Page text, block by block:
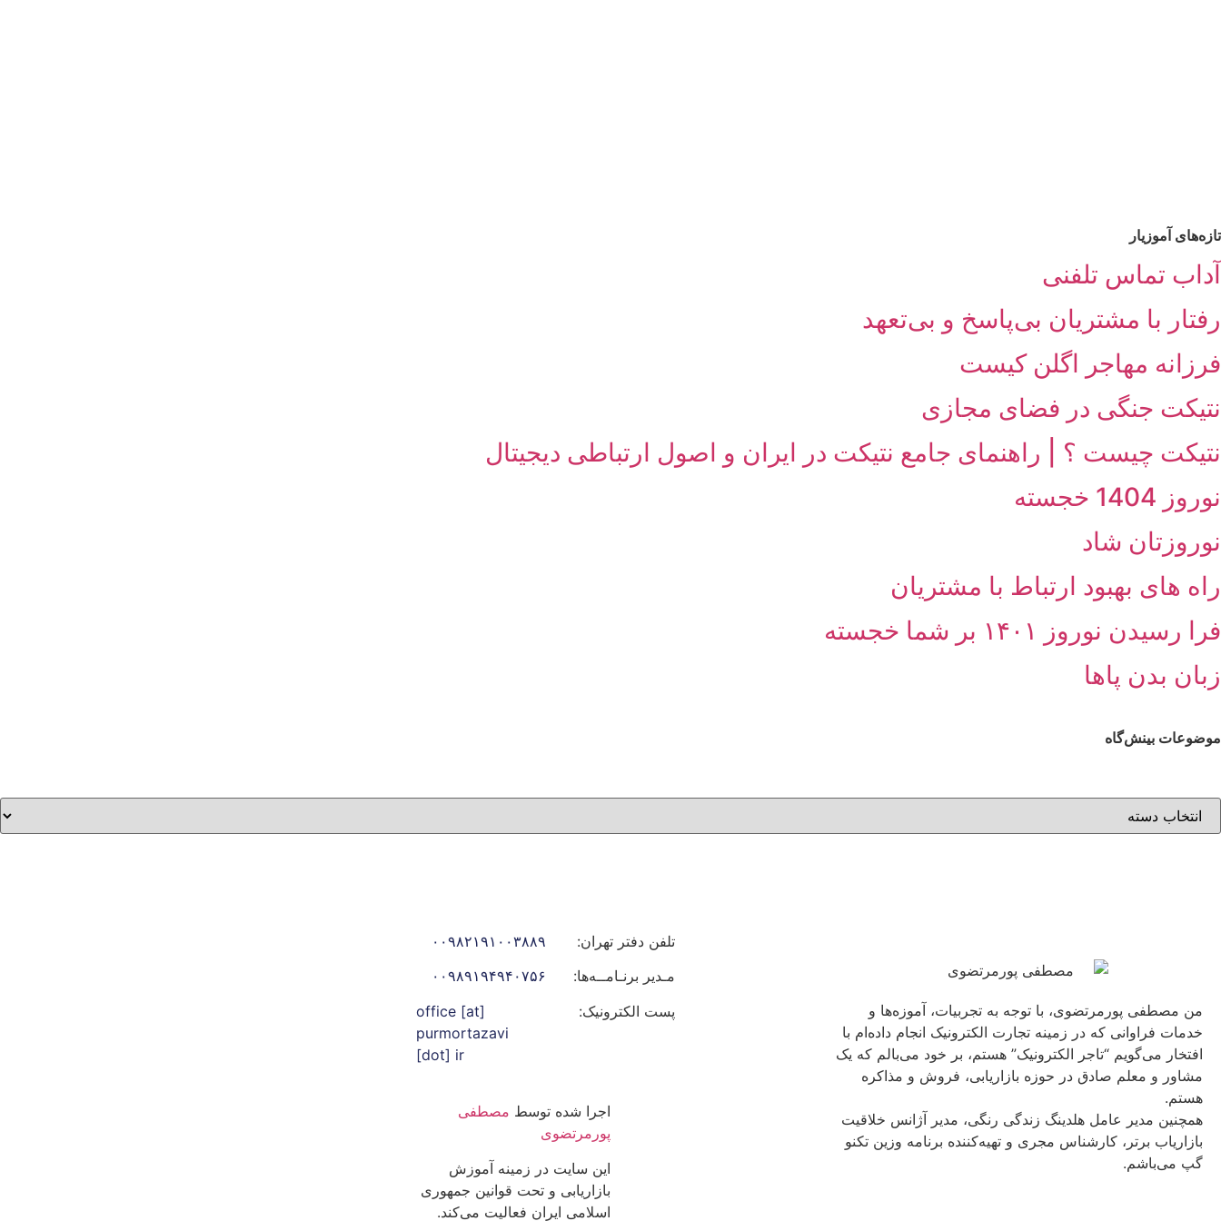
تازه‌های آموزیار
آداب تماس تلفنی
رفتار با مشتریان بی‌پاسخ و بی‌تعهد
فرزانه مهاجر اگلن کیست
نتیکت جنگی در فضای مجازی
نتیکت چیست ؟ | راهنمای جامع نتیکت در ایران و اصول ارتباطی دیجیتال
نوروز 1404 خجسته
نوروزتان شاد
راه های بهبود ارتباط با مشتریان
فرا رسیدن نوروز ۱۴۰۱ بر شما خجسته
زبان بدن پاها
موضوعات بینش‌گاه
من مصطفی پورمرتضوی، با توجه به تجربیات، آموزه‌ها و
خدمات فراوانی که در زمینه تجارت الکترونیک انجام داده‌ام با
افتخار می‌گویم “تاجر الکترونیک” هستم، بر خود می‌بالم که یک
مشاور و معلم صادق در حوزه بازاریابی، فروش و مذاکره
هستم.
همچنین مدیر عامل هلدینگ زندگی رنگی، مدیر آژانس خلاقیت
بازاریاب برتر، کارشناس مجری و تهیه‌کننده برنامه وزین تکنو
گپ می‌باشم.
تلفن دفتر تهران:
۰۰۹۸۲۱۹۱۰۰۳۸۸۹
مـدیر برنـامــه‌ها:
۰۰۹۸۹۱۹۴۹۴۰۷۵۶
پست الکترونیک:
office [at]
purmortazavi
[dot] ir
اجرا شده توسط مصطفی
پورمرتضوی
این سایت در زمینه آموزش
بازاریابی و تحت قوانین جمهوری
اسلامی ایران فعالیت می‌کند.